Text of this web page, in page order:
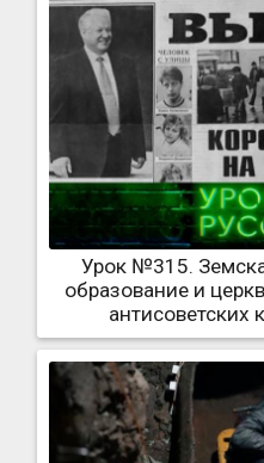
Урок №315.
образование и
антисоветских